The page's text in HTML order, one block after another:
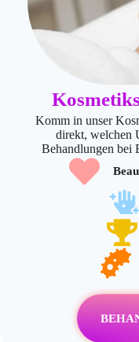
Komm in unser
direkt, welchen
Behandlungen bei